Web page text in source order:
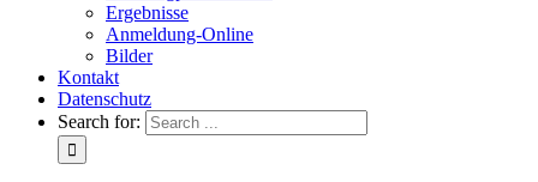
Ergebnisse
Anmeldung-Online
Bilder
Kontakt
Datenschutz
Search for: